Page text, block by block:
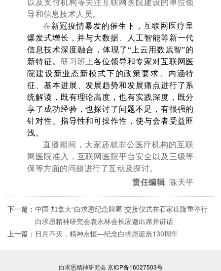
以及支付机构等关注互联网医院建设的单位领
导和信息技术人员。
在新冠疫情暴发的催生下，互联网医疗呈
爆发式增长，并与大数据 人工智能等新一代
信息技术深度融合，体现了“上云用数赋智”的
新特征。 研习班上各位领导和专家对互联网医
院建设新业态新模式下的政策要求、内涵特
征、基本进展、发展趋势和发展痛点进行了系
统解读，既有理论高度，也有实践深度，既分
享了成功经验，也探讨了问题不足，有很强的
针对性、指导性和可操作性，使与会者受益匪
浅。
直播期间，大家还就非公医疗机构的互联
网医院准入，互联网医院平台安全以及三级等
保等方面的问题进行了互动及探讨。
责任编辑 陈天平
下一篇： 中国·加拿大“白求恩纪念牌匾”交接仪式在石家庄隆重举行
白求恩精神研究会袁永林会长应邀出席并讲话
上一篇： 日月不灭，精神永恒—纪念白求恩诞辰130周年
白求恩精神研究会京ICP备16027503号